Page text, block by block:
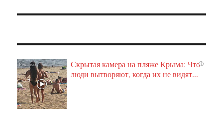
i
Скрытая камера на пляже Крыма: Что
люди вытворяют, когда их не видят...